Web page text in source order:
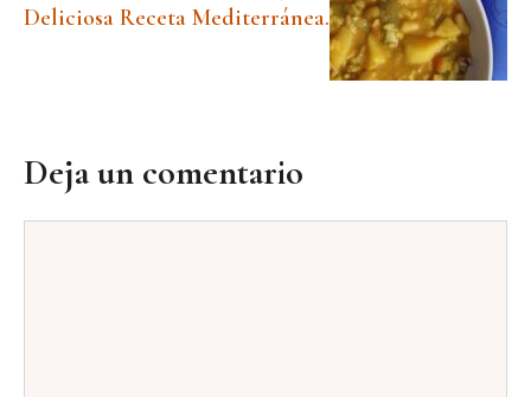
Deliciosa Receta Mediterránea.
Deja un comentario